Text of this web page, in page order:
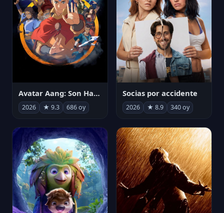
Avatar Aang: Son Havabükücü
2026 ★ 9.3 686 oy
Socias por accidente
2026 ★ 8.9 340 oy